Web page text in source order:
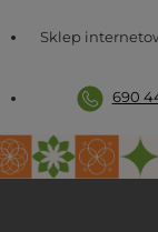
Sklep
690